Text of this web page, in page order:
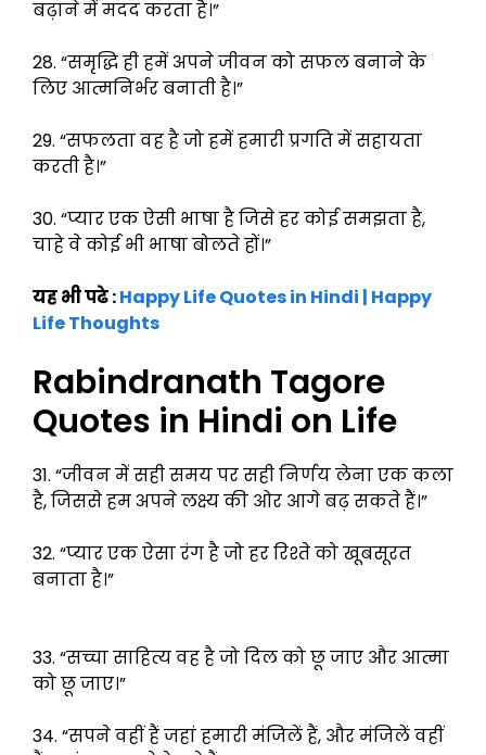
बढ़ाने में मदद करता है।”
28. “समृद्धि ही हमें अपने जीवन को सफल बनाने के
लिए आत्मनिर्भर बनाती है।”
29. “सफलता वह है जो हमें हमारी प्रगति में सहायता
करती है।”
30. “प्यार एक ऐसी भाषा है जिसे हर कोई समझता है,
चाहे वे कोई भी भाषा बोलते हों।”
यह भी पढे :Happy Life Quotes in Hindi | Happy
Life Thoughts
Rabindranath Tagore
Quotes in Hindi on Life
31. “जीवन में सही समय पर सही निर्णय लेना एक कला
है, जिससे हम अपने लक्ष्य की ओर आगे बढ़ सकते हैं।”
32. “प्यार एक ऐसा रंग है जो हर रिश्ते को खूबसूरत
बनाता है।”
33. “सच्चा साहित्य वह है जो दिल को छू जाए और आत्मा
को छू जाए।”
34. “सपने वहीं हैं जहां हमारी मंजिलें हैं, और मंजिलें वहीं